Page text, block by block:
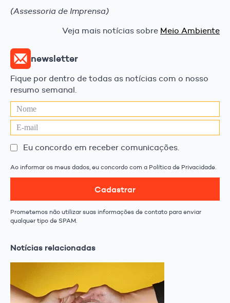
(Assessoria de Imprensa)
Veja mais notícias sobre Meio Ambiente
newsletter
Fique por dentro de todas as notícias com o nosso
resumo semanal.
Eu concordo em receber comunicações.
Ao informar os meus dados, eu concordo com a Política de Privacidade.
Cadastrar
Prometemos não utilizar suas informações de contato para enviar
qualquer tipo de SPAM.
Notícias relacionadas